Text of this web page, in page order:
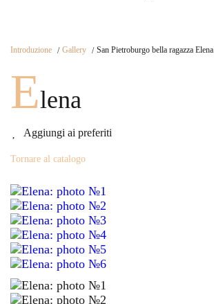
Introduzione Gallery San Pietroburgo bella ragazza Elena
Elena
Aggiungi ai preferiti
Tornare al catalogo